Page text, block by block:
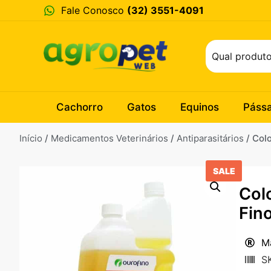
Fale Conosco (32) 3551-4091
Cachorro Gatos Equinos
Início / Medicamentos Veterinários / Antiparasitários /
SALE